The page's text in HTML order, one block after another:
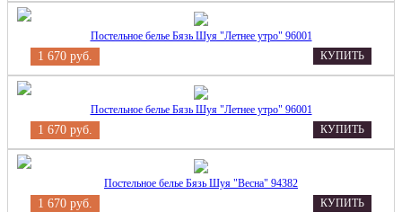
Постельное белье Бязь Шуя "Летнее утро" 96001
1 670 руб. КУПИТЬ
Постельное белье Бязь Шуя "Летнее утро" 96001
1 670 руб. КУПИТЬ
Постельное белье Бязь Шуя "Весна" 94382
1 670 руб. КУПИТЬ